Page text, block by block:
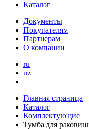
Каталог
Документы
Покупателям
Партнерам
О компании
ru
uz
Главная страница
Каталог
Комплектующие
Тумба для